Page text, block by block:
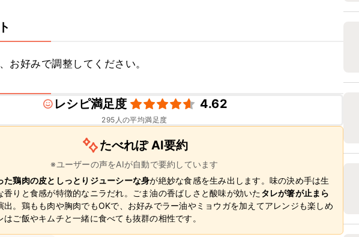
お好みで調整してください。
レシピ満足度
4.62
295 人の平均満足度
たべれぽ AI要約
※ユーザーの声をAIが自動で要約しています
た鶏肉の皮としっとりジューシーな身が絶妙な食感を生み出します。味の決め手は生
香りと食感が特徴的なニラだれ。ごま油の香ばしさと酸味が効いたタレが箸が止まら
出。鶏もも肉や胸肉でもOKで、お好みでラー油やミョウガを加えてアレンジも楽しめ
はご飯やキムチと一緒に食べても抜群の相性です。